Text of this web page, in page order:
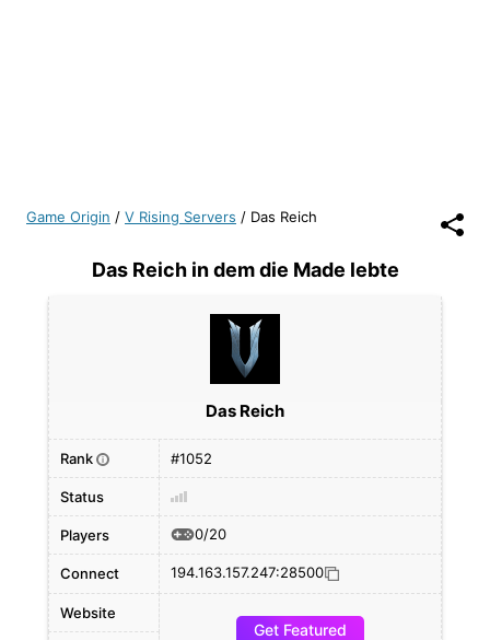
Game Origin / V Rising Servers / Das Reich
Das Reich in dem die Made lebte
Das Reich
Rank i #1052
Status
Players 0/20
Connect 194.163.157.247:28500
Website
Get Featured